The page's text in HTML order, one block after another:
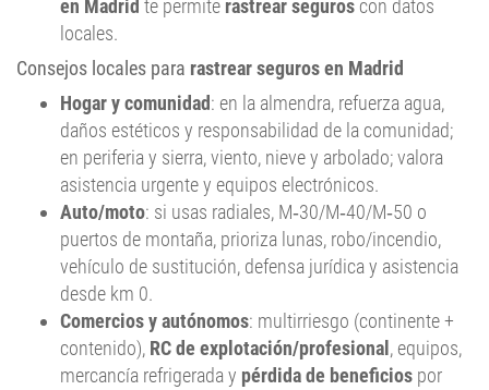
en Madrid te permite rastrear seguros con datos
locales.
Consejos locales para rastrear seguros en Madrid
Hogar y comunidad: en la almendra, refuerza agua,
daños estéticos y responsabilidad de la comunidad;
en periferia y sierra, viento, nieve y arbolado; valora
asistencia urgente y equipos electrónicos.
Auto/moto: si usas radiales, M‑30/M‑40/M‑50 o
puertos de montaña, prioriza lunas, robo/incendio,
vehículo de sustitución, defensa jurídica y asistencia
desde km 0.
Comercios y autónomos: multirriesgo (continente +
contenido), RC de explotación/profesional , equipos,
mercancía refrigerada y pérdida de beneficios por